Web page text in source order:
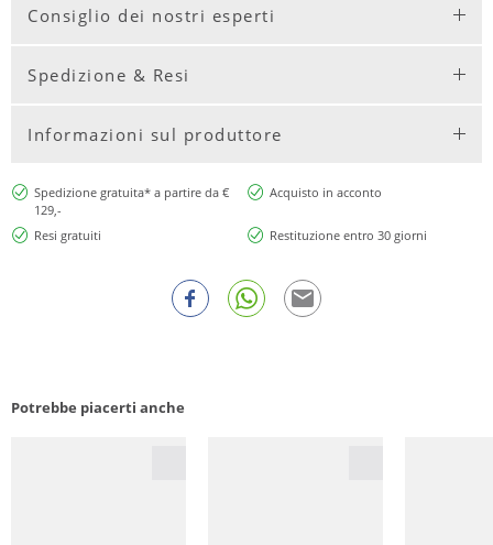
Consiglio dei nostri esperti
Spedizione & Resi
Informazioni sul produttore
Spedizione gratuita* a partire da €
129,-
Acquisto in acconto
Resi gratuiti Restituzione entro 30 giorni
Potrebbe piacerti anche